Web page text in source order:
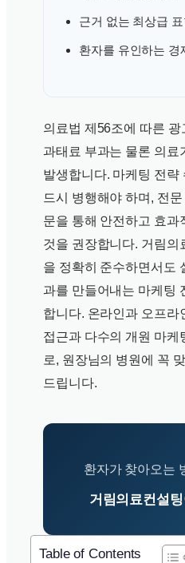
근거 없는 최상급
환자를 유인하는 경
의료법 제56조에 따른
과태료 부과는 물론 의료
발생합니다. 마케팅 전략
드시 병행해야 하며, 전
문을 통해 안전하고 효과
것을 권장합니다. 거림의
을 정확히 준수하면서도
과를 만들어내는 마케팅
합니다. 온라인과 오프라
접근과 다수의 개원 마케
로, 원장님의 병원에 꼭
드립니다.
환자가 찾아오는
거림의료컨설
Table of Contents